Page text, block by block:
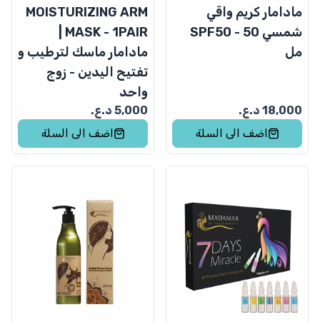
مادامار كريم واقي
شمسي SPF50 - 50
مل
18,000 د.ع.
اضف الى السلة
MOISTURIZING ARM
مادامار ماسك لترطيب و
تفتيح اليدين - زوج
واحد
5,000 د.ع.
اضف الى السلة